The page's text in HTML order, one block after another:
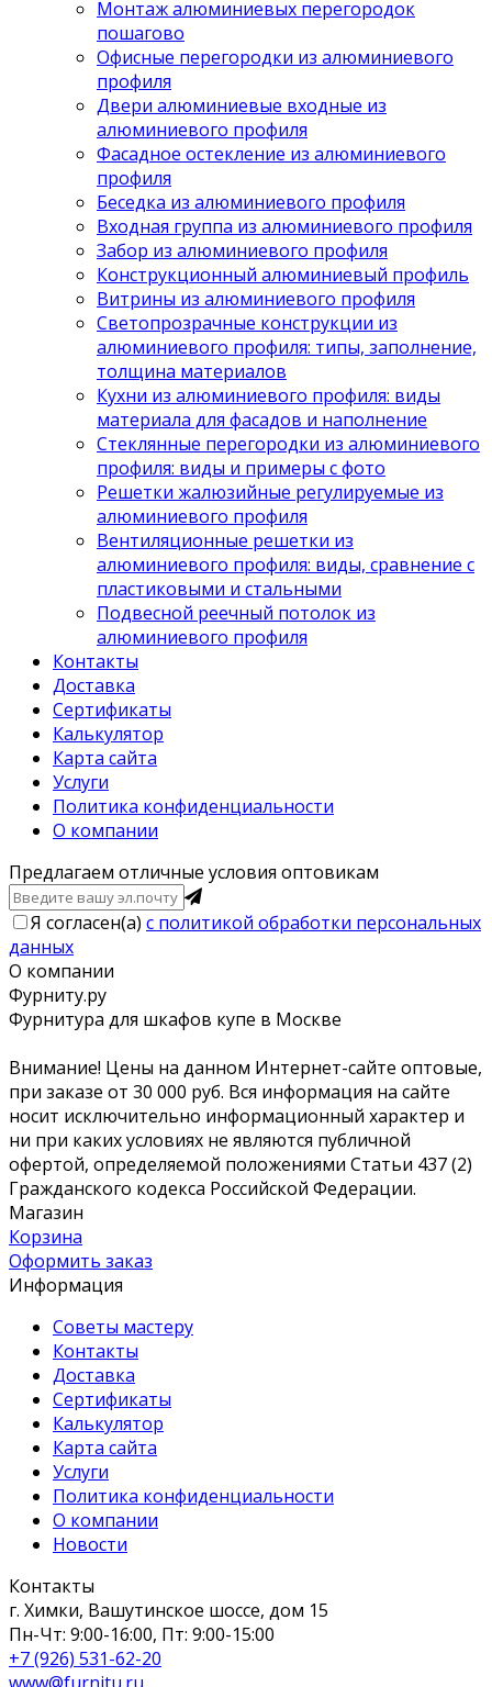
Монтаж алюминиевых перегородок
пошагово
Офисные перегородки из алюминиевого
профиля
Двери алюминиевые входные из
алюминиевого профиля
Фасадное остекление из алюминиевого
профиля
Беседка из алюминиевого профиля
Входная группа из алюминиевого профиля
Забор из алюминиевого профиля
Конструкционный алюминиевый профиль
Витрины из алюминиевого профиля
Светопрозрачные конструкции из
алюминиевого профиля: типы, заполнение,
толщина материалов
Кухни из алюминиевого профиля: виды
материала для фасадов и наполнение
Стеклянные перегородки из алюминиевого
профиля: виды и примеры с фото
Решетки жалюзийные регулируемые из
алюминиевого профиля
Вентиляционные решетки из
алюминиевого профиля: виды, сравнение с
пластиковыми и стальными
Подвесной реечный потолок из
алюминиевого профиля
Контакты
Доставка
Сертификаты
Калькулятор
Карта сайта
Услуги
Политика конфиденциальности
О компании
Предлагаем отличные условия оптовикам
Я согласен(a) с политикой обработки персональных
данных
О компании
Фурниту.ру
Фурнитура для шкафов купе в Москве
Внимание! Цены на данном Интернет-сайте оптовые,
при заказе от 30 000 руб. Вся информация на сайте
носит исключительно информационный характер и
ни при каких условиях не являются публичной
офертой, определяемой положениями Статьи 437 (2)
Гражданского кодекса Российской Федерации.
Магазин
Корзина
Оформить заказ
Информация
Советы мастеру
Контакты
Доставка
Сертификаты
Калькулятор
Карта сайта
Услуги
Политика конфиденциальности
О компании
Новости
Контакты
г. Химки, Вашутинское шоссе, дом 15
Пн-Чт: 9:00-16:00, Пт: 9:00-15:00
+7 (926) 531-62-20